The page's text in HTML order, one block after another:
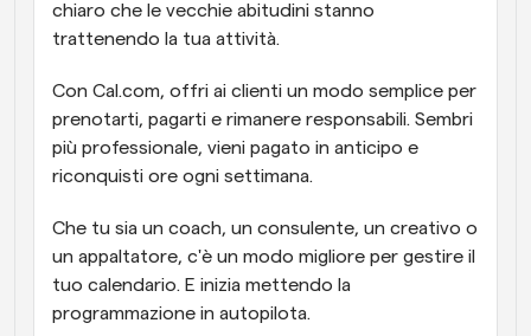
chiaro che le vecchie abitudini stanno
trattenendo la tua attività.
Con Cal.com, offri ai clienti un modo semplice per
prenotarti, pagarti e rimanere responsabili. Sembri
più professionale, vieni pagato in anticipo e
riconquisti ore ogni settimana.
Che tu sia un coach, un consulente, un creativo o
un appaltatore, c'è un modo migliore per gestire il
tuo calendario. E inizia mettendo la
programmazione in autopilota.